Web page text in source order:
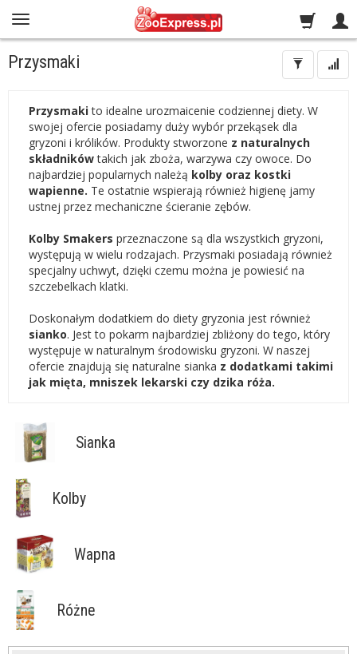
Przysmaki
Przysmakito idealne urozmaicenie codziennej diety. W
swojej ofercie posiadamy duży wybór przekąsek dla
gryzoni i królików. Produkty stworzone z naturalnych
składnikówtakich jak zboża, warzywa czy owoce. Do
najbardziej popularnych należą kolby oraz kostki
wapienne. Te ostatnie wspierają również higienę jamy
ustnej przez mechaniczne ścieranie zębów.
Kolby Smakers przeznaczone są dla wszystkich gryzoni,
występują w wielu rodzajach. Przysmaki posiadają również
specjalny uchwyt, dzięki czemu można je powiesić na
szczebelkach klatki.
Doskonałym dodatkiem do diety gryzonia jest również
sianko. Jest to pokarm najbardziej zbliżony do tego, który
występuje w naturalnym środowisku gryzoni. W naszej
ofercie znajdują się naturalne sianka z dodatkami takimi
jak mięta, mniszek lekarski czy dzika róża.
Sianka
Kolby
Wapna
Różne